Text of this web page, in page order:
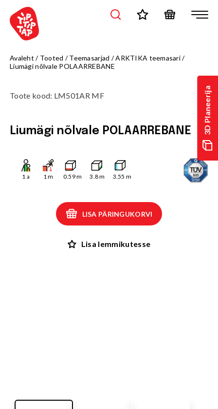
3D Planeerija
Avaleht / Tooted /Teemasarjad /ARKTIKA teemasari/
Liumägi nõlvale POLAARREBANE
Toote kood: LM501AR MF
Liumägi nõlvale POLAARREBANE
1 a 1m 0.59m 3.8m 3.55 m
LISA PÄRINGUKORVI
Lisa lemmikutesse